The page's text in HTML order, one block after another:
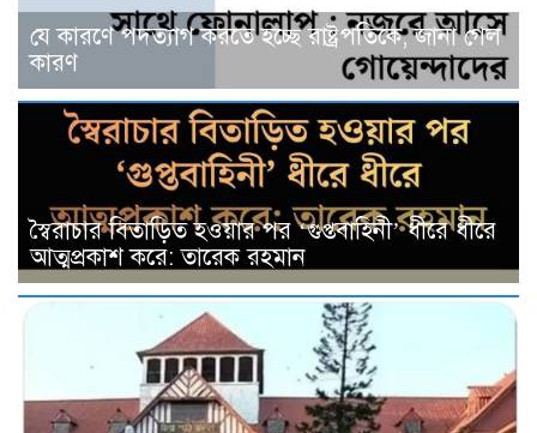
যে কারণে পদত্যাগ করতে হচ্ছে রাষ্ট্রপতিকে, জানা গেল
কারণ
স্বৈরাচার বিতাড়িত হওয়ার পর ‘গুপ্তবাহিনী’ ধীরে ধীরে
আত্মপ্রকাশ করে: তারেক রহমান